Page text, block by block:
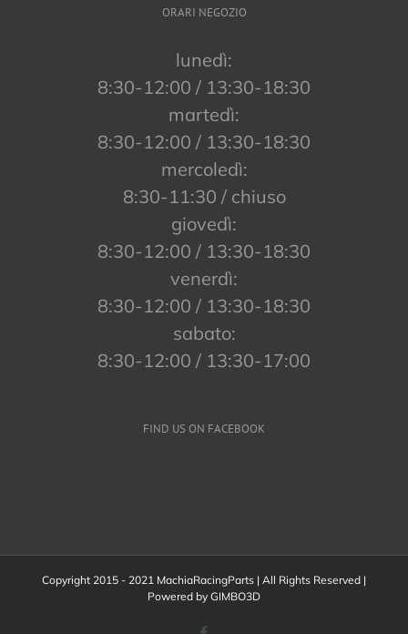
ORARI NEGOZIO
lunedì:
8:30-12:00 / 13:30-18:30
martedì:
8:30-12:00 / 13:30-18:30
mercoledì:
8:30-11:30 / chiuso
giovedì:
8:30-12:00 / 13:30-18:30
venerdì:
8:30-12:00 / 13:30-18:30
sabato:
8:30-12:00 / 13:30-17:00
FIND US ON FACEBOOK
Copyright 2015 - 2021 MachiaRacingParts | All Rights Reserved |
Powered by GIMBO3D